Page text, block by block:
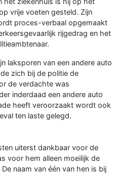
vrije voeten gesteld. Zijn
proces-verbaal opgemaakt
rijgedrag en het
laksporen van een andere auto
zich bij de politie de
de verdachte was
inderdaad een andere auto
heeft veroorzaakt wordt ook
ten laste gelegd.
uiterst dankbaar voor de
voor hem alleen moeilijk de
naam van één van hen is bij